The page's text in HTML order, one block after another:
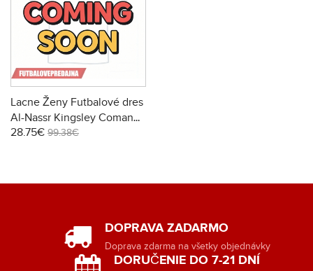
Lacne Ženy Futbalové dres
Al-Nassr Kingsley Coman
#21 2025-26 Krátky Rukáv -
28.75€ 99.38€
DOPRAVA ZADARMO
Doprava zdarma na všetky objednávky
DORUČENIE DO 7-21 DNÍ